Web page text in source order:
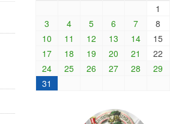
1
3
4 5 6 7 8
10
11 12 13 14 15
17
18 19 20 21 22
24
25 26 27 28 29
31